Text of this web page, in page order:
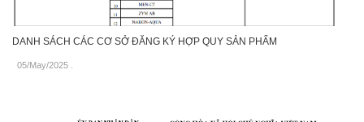
DANH SÁCH CÁC CƠ SỞ ĐĂNG KÝ HỢP QUY SẢN PHẨM
05/May/2025